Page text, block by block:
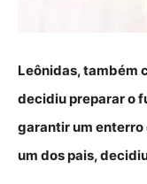
Leônidas, também
decidiu preparar o
garantir um enterro
um dos pais,